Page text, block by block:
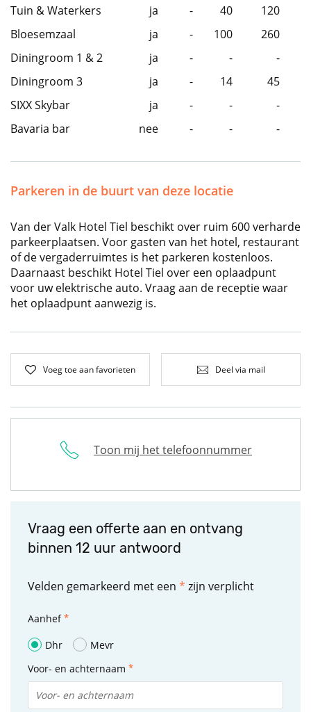
Tuin & Waterkers ja - 40
120
Bloesemzaal
ja - 100 260
Diningroom 1 & 2
ja - -
-
Diningroom 3
ja - 14
45
SIXX Skybar
ja - -
-
Bavaria bar
nee - - -
Parkeren in de buurt van deze locatie
Van der Valk Hotel Tiel beschikt over ruim 600 verharde
parkeerplaatsen. Voor gasten van het hotel, restaurant
of de vergaderruimtes is het parkeren kostenloos.
Daarnaast beschikt Hotel Tiel over een oplaadpunt
voor uw elektrische auto. Vraag aan de receptie waar
het oplaadpunt aanwezig is.
Voeg toe aan favorieten Deel via mail
Toon mij het telefoonnummer
Vraag een offerte aan en ontvang
binnen 12 uur antwoord
Velden gemarkeerd met een * zijn verplicht
Aanhef
Dhr
Mevr
Voor- en achternaam